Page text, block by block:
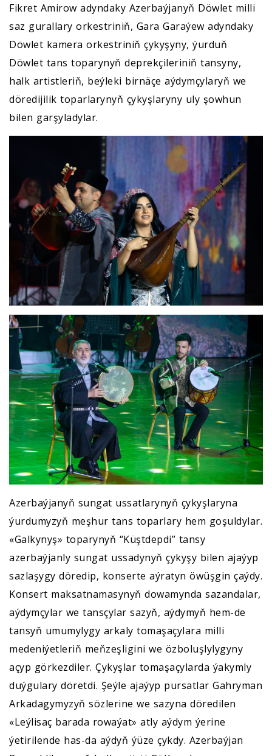
Fikret Amirow adyndaky Azerbaýjanyň Döwlet milli
saz gurallary orkestriniň, Gara Garaýew adyndaky
Döwlet kamera orkestriniň çykyşyny, ýurduň
Döwlet tans toparynyň deprekçileriniň tansyny,
halk artistleriň, beýleki birnäçe aýdymçylaryň we
döredijilik toparlarynyň çykyşlaryny uly şowhun
bilen garşyladylar.
Azerbaýjanyň sungat ussatlarynyň çykyşlaryna
ýurdumyzyň meşhur tans toparlary hem goşuldylar.
«Galkynyş» toparynyň “Küştdepdi” tansy
azerbaýjanly sungat ussadynyň çykyşy bilen ajaýyp
sazlaşygy döredip, konserte aýratyn öwüşgin çaýdy.
Konsert maksatnamasynyň dowamynda sazandalar,
aýdymçylar we tansçylar sazyň, aýdymyň hem-de
tansyň umumylygy arkaly tomaşaçylara milli
medeniýetleriň meňzeşligini we özboluşlylygyny
açyp görkezdiler. Çykyşlar tomaşaçylarda ýakymly
duýgulary döretdi. Şeýle ajaýyp pursatlar Gahryman
Arkadagymyzyň sözlerine we sazyna döredilen
«Leýlisaç barada rowaýat» atly aýdym ýerine
ýetirilende has-da aýdyň ýüze çykdy. Azerbaýjan